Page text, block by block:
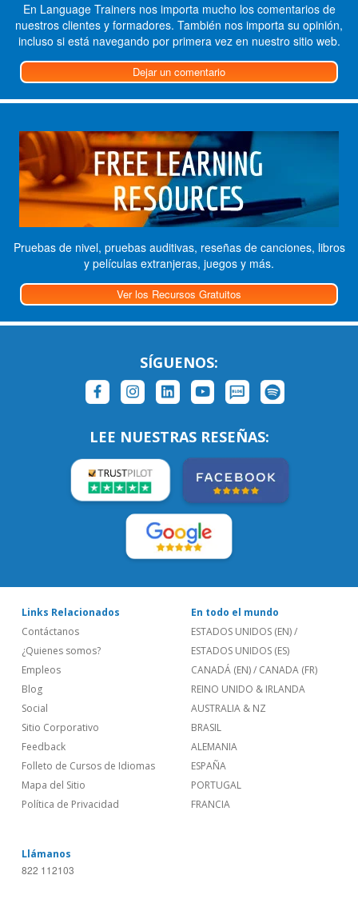
En Language Trainers nos importa mucho los comentarios de
nuestros clientes y formadores. También nos importa su opinión,
incluso si está navegando por primera vez en nuestro sitio web.
Dejar un comentario
Pruebas de nivel, pruebas auditivas, reseñas de canciones, libros
y películas extranjeras, juegos y más.
Ver los Recursos Gratuitos
SÍGUENOS:
LEE NUESTRAS RESEÑAS:
Links Relacionados
Contáctanos
¿Quienes somos?
Empleos
Blog
Social
Sitio Corporativo
Feedback
Folleto de Cursos de Idiomas
Mapa del Sitio
Política de Privacidad
En todo el mundo
ESTADOS UNIDOS (EN)/
ESTADOS UNIDOS (ES)
CANADÁ (EN)/ CANADA (FR)
REINO UNIDO & IRLANDA
AUSTRALIA & NZ
BRASIL
ALEMANIA
ESPAÑA
PORTUGAL
FRANCIA
Llámanos
822 112103